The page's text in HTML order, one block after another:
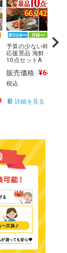
予算の少ない幹事さま
応援景品 海鮮・毛が
10点セットA
販売価格 ¥66,242
税込
詳細を見る